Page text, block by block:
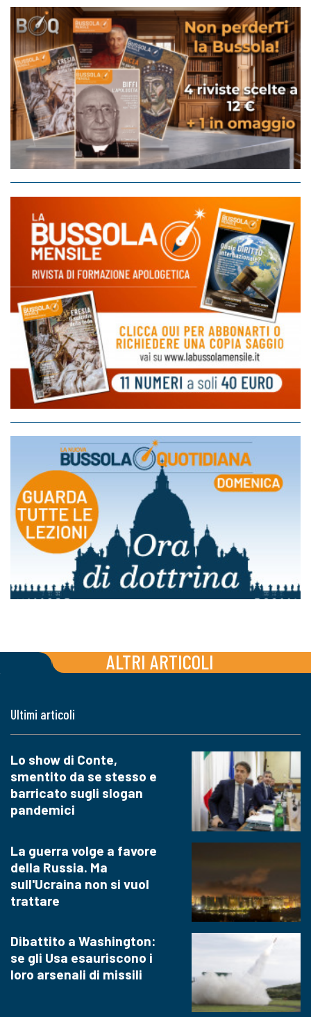
ALTRI ARTICOLI
Ultimi articoli
Lo show di Conte,
smentito da se stesso e
barricato sugli slogan
pandemici
La guerra volge a favore
della Russia. Ma
sull'Ucraina non si vuol
trattare
Dibattito a Washington:
se gli Usa esauriscono i
loro arsenali di missili